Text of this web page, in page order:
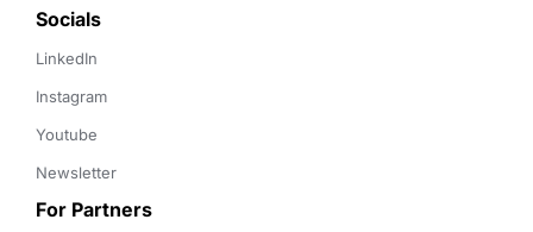
Socials
LinkedIn
Instagram
Youtube
Newsletter
For Partners